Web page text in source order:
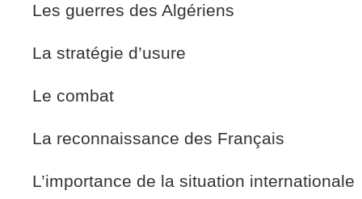
Les guerres des Algériens
La stratégie d’usure
Le combat
La reconnaissance des Français
L’importance de la situation internationale